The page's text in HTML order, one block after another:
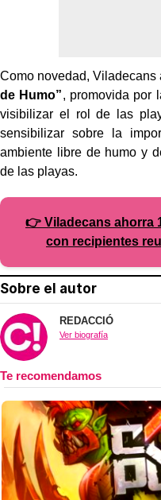
Como novedad, Viladecans
de Humo”, promovida por
visibilizar el rol de las
sensibilizar sobre la
ambiente libre de humo y
de las playas.
👉 Viladecans ahorra
con recipientes
Sobre el autor
REDACCIÓ
Ver biografía